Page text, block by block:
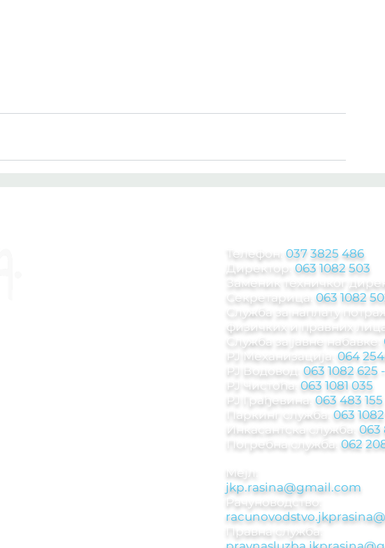
Телефон: 037 3825 486
Директор:
063 1082 503
Заменик техничког
Секретарица: 063 1082
Служба за наплату
физичких и правних
Служба за јавне набавке:
РЈ Механизација: 064
РЈ Водовод: 063 1082 625
РЈ Чистоћа: 063 1081 035
РЈ Грађевина: 063 483 155
Паркинг служба 063
Инкасантска служба: 063
Погребна служба: 062
Мејл:
jkp.rasina@gmail.com
Рачуноводствo:
racunovodstvo.jkprasina@
Правна служба: